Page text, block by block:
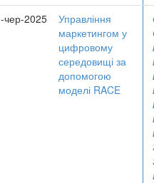
чер-2025
Управління
маркетингом у
цифровому
середовищі за
допомогою
моделі RACE